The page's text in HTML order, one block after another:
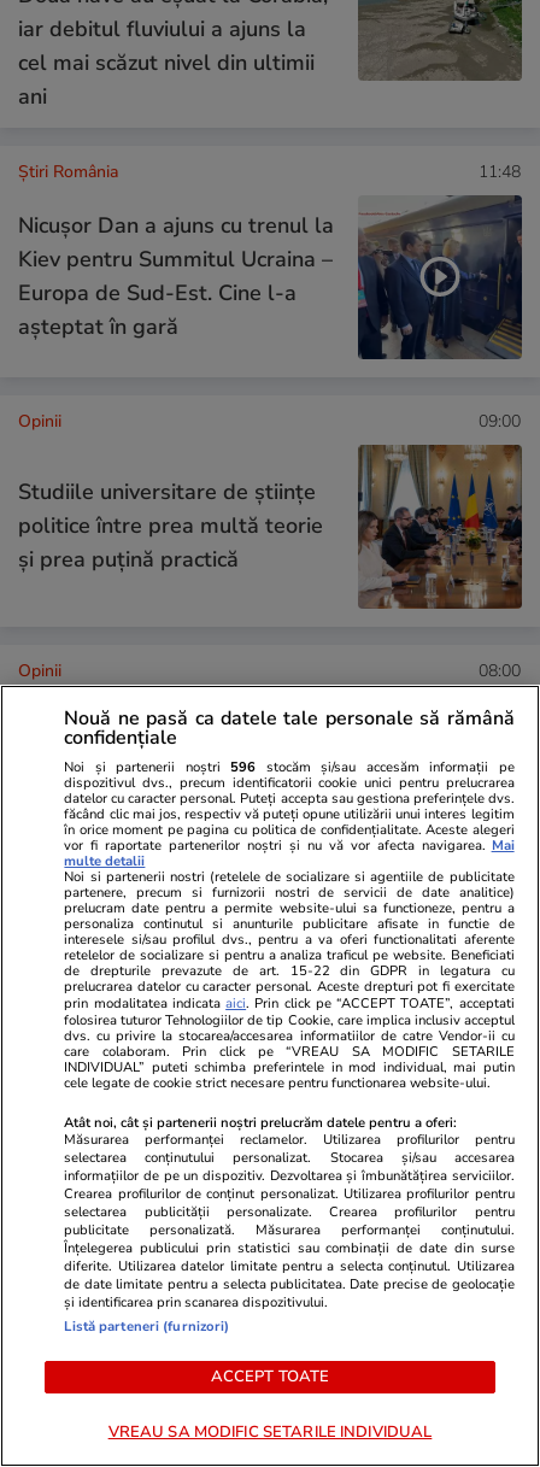
iar debitul fluviului a ajuns la
cel mai scăzut nivel din ultimii
ani
Știri România 11:48
Nicușor Dan a ajuns cu trenul la
Kiev pentru Summitul Ucraina –
Europa de Sud-Est. Cine l-a
așteptat în gară
Opinii 09:00
Studiile universitare de științe
politice între prea multă teorie
și prea puțină practică
Opinii 08:00
Când criminalul de război Putin
va muri, crimele Rusiei vor
continua
14 iul.
Studiu Every Can Counts 2025:
Bunicii și părinții reciclează,
tinerii protestează. Ce lipsește
între cele două?
14 iul.
O singură piatră de poticnire
pentru Bibi Talent, în drumul
spre al șaptelea mandat
Libertatea.ro
Nouă ne pasă ca datele tale personale să rămână
confidențiale
Noi și partenerii noștri 596 stocăm și/sau accesăm informații pe
dispozitivul dvs., precum identificatorii cookie unici pentru prelucrarea
datelor cu caracter personal. Puteți accepta sau gestiona preferințele dvs.
făcând clic mai jos, respectiv vă puteți opune utilizării unui interes legitim
în orice moment pe pagina cu politica de confidențialitate. Aceste alegeri
vor fi raportate partenerilor noștri și nu vă vor afecta navigarea. Mai
multe detalii
Noi si partenerii nostri (retelele de socializare si agentiile de publicitate
partenere, precum si furnizorii nostri de servicii de date analitice)
prelucram date pentru a permite website-ului sa functioneze, pentru a
personaliza continutul si anunturile publicitare afisate in functie de
interesele si/sau profilul dvs., pentru a va oferi functionalitati aferente
retelelor de socializare si pentru a analiza traficul pe website. Beneficiati
de drepturile prevazute de art. 15-22 din GDPR in legatura cu
prelucrarea datelor cu caracter personal. Aceste drepturi pot fi exercitate
prin modalitatea indicataaici. Prin click pe “ACCEPT TOATE”, acceptati
folosirea tuturor Tehnologiilor de tip Cookie, care implica inclusiv acceptul
dvs. cu privire la stocarea/accesarea informatiilor de catre Vendor-ii cu
care colaboram. Prin click pe “VREAU SA MODIFIC SETARILE
INDIVIDUAL” puteti schimba preferintele in mod individual, mai putin
cele legate de cookie strict necesare pentru functionarea website-ului.
Atât noi, cât și partenerii noștri prelucrăm datele pentru a oferi:
Măsurarea performanței reclamelor. Utilizarea profilurilor pentru
selectarea conținutului personalizat. Stocarea și/sau accesarea
informațiilor de pe un dispozitiv. Dezvoltarea și îmbunătățirea serviciilor.
Crearea profilurilor de conținut personalizat. Utilizarea profilurilor pentru
selectarea publicității personalizate. Crearea profilurilor pentru
publicitate personalizată. Măsurarea performanței conținutului.
Înțelegerea publicului prin statistici sau combinații de date din surse
diferite. Utilizarea datelor limitate pentru a selecta conținutul. Utilizarea
de date limitate pentru a selecta publicitatea. Date precise de geolocație
și identificarea prin scanarea dispozitivului.
Listă parteneri (furnizori)
ACCEPT TOATE
VREAU SA MODIFIC SETARILE INDIVIDUAL